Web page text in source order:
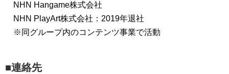
NHN Hangame株式会社
NHN PlayArt株式会社：2019年退社
※同グループ内のコンテンツ事業で活動
■連絡先